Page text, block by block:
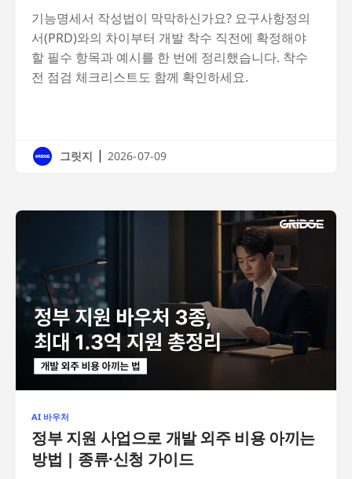
기능명세서 작성법이 막막하신가요? 요구사항정의
서(PRD)와의 차이부터 개발 착수 직전에 확정해야
할 필수 항목과 예시를 한 번에 정리했습니다. 착수
전 점검 체크리스트도 함께 확인하세요.
그릿지 | 2026-07-09
AI 바우처
정부 지원 사업으로 개발 외주 비용 아끼는
방법 | 종류·신청 가이드